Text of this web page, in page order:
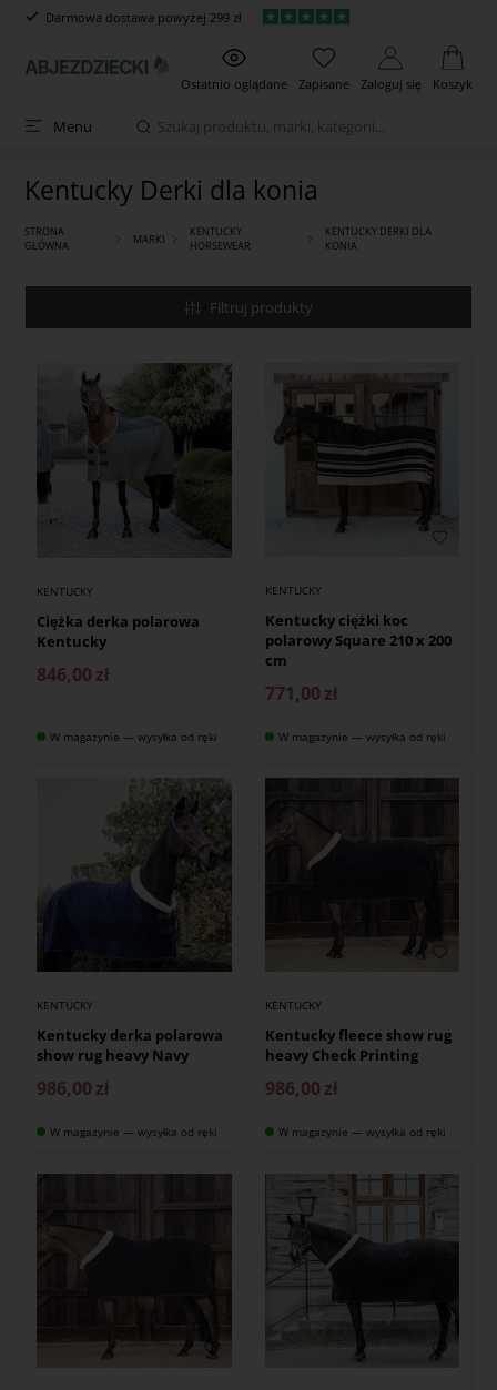
Darmowa dostawa powyżej 299 zł
Ostatnio oglądane Zapisane Zaloguj się Koszyk
Menu
Kentucky Derki dla konia
STRONA
GŁÓWNA
MARKI
KENTUCKY
HORSEWEAR
KENTUCKY DERKI DLA
KONIA
Filtruj produkty
KENTUCKY
Ciężka derka polarowa
Kentucky
846,00 zł
W magazynie — wysyłka od ręki
KENTUCKY
Kentucky ciężki koc
polarowy Square 210 x 200
cm
771,00 zł
W magazynie — wysyłka od ręki
KENTUCKY
Kentucky derka polarowa
show rug heavy Navy
986,00 zł
W magazynie — wysyłka od ręki
KENTUCKY
Kentucky fleece show rug
heavy Check Printing
986,00 zł
W magazynie — wysyłka od ręki